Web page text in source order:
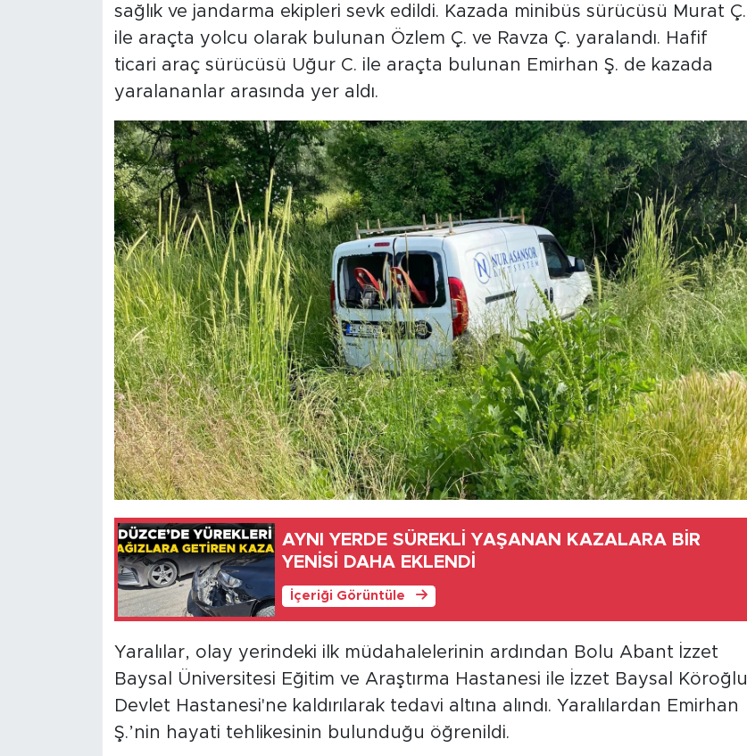
sağlık ve jandarma ekipleri sevk edildi. Kazada minibüs sürücüsü Murat Ç.
ile araçta yolcu olarak bulunan Özlem Ç. ve Ravza Ç. yaralandı. Hafif
ticari araç sürücüsü Uğur C. ile araçta bulunan Emirhan Ş. de kazada
yaralananlar arasında yer aldı.
AYNI YERDE SÜREKLİ YAŞANAN KAZALARA BİR
YENİSİ DAHA EKLENDİ
İçeriği Görüntüle
Yaralılar, olay yerindeki ilk müdahalelerinin ardından Bolu Abant İzzet
Baysal Üniversitesi Eğitim ve Araştırma Hastanesi ile İzzet Baysal Köroğlu
Devlet Hastanesi'ne kaldırılarak tedavi altına alındı. Yaralılardan Emirhan
Ş.’nin hayati tehlikesinin bulunduğu öğrenildi.